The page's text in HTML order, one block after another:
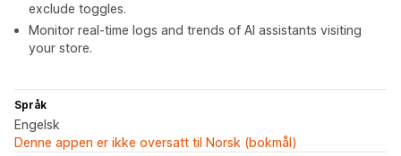
exclude toggles.
Monitor real-time logs and trends of AI assistants visiting
your store.
Språk
Engelsk
Denne appen er ikke oversatt til Norsk (bokmål)